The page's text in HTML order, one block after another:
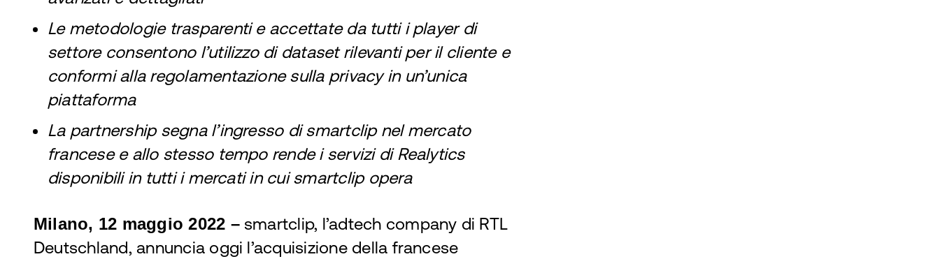
Le metodologie trasparenti e accettate da tutti i player di
settore consentono l’utilizzo di dataset rilevanti per il cliente e
conformi alla regolamentazione sulla privacy in un’unica
piattaforma
La partnership segna l’ingresso di smartclip nel mercato
francese e allo stesso tempo rende i servizi di Realytics
disponibili in tutti i mercati in cui smartclip opera
Milano, 12 maggio 2022 –smartclip, l’adtech company di RTL
Deutschland, annuncia oggi l’acquisizione della francese